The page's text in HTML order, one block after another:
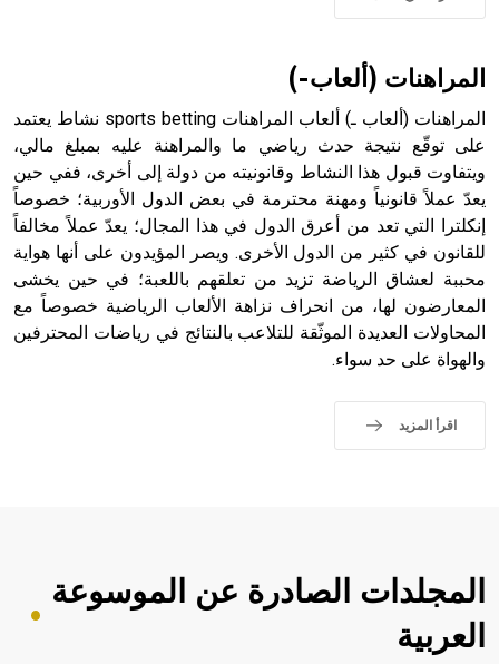
المراهنات (ألعاب-)
المراهنات (ألعاب ـ) ألعاب المراهنات sports betting نشاط يعتمد
على توقّع نتيجة حدث رياضي ما والمراهنة عليه بمبلغ مالي،
ويتفاوت قبول هذا النشاط وقانونيته من دولة إلى أخرى، ففي حين
يعدّ عملاً قانونياً ومهنة محترمة في بعض الدول الأوربية؛ خصوصاً
إنكلترا التي تعد من أعرق الدول في هذا المجال؛ يعدّ عملاً مخالفاً
للقانون في كثير من الدول الأخرى. ويصر المؤيدون على أنها هواية
محببة لعشاق الرياضة تزيد من تعلقهم باللعبة؛ في حين يخشى
المعارضون لها، من انحراف نزاهة الألعاب الرياضية خصوصاً مع
المحاولات العديدة الموثّقة للتلاعب بالنتائج في رياضات المحترفين
والهواة على حد سواء.
اقرأ المزيد
المجلدات الصادرة عن الموسوعة
العربية